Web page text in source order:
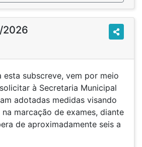
2026
esta subscreve, vem por meio
à Secretaria Municipal
adotadas medidas visando
marcação de exames, diante
de aproximadamente seis a